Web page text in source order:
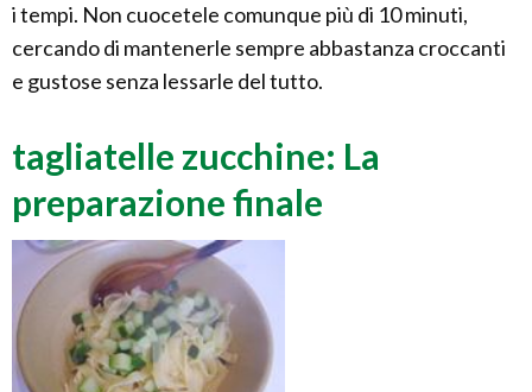
i tempi. Non cuocetele comunque più di 10 minuti,
cercando di mantenerle sempre abbastanza croccanti
e gustose senza lessarle del tutto.
tagliatelle zucchine: La
preparazione finale